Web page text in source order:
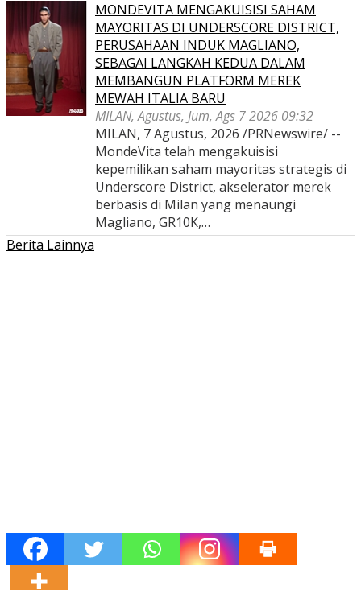
MONDEVITA MENGAKUISISI SAHAM
MAYORITAS DI UNDERSCORE DISTRICT,
PERUSAHAAN INDUK MAGLIANO,
SEBAGAI LANGKAH KEDUA DALAM
MEMBANGUN PLATFORM MEREK
MEWAH ITALIA BARU
MILAN, Agustus, Jum, Ags 7 2026 09:32
MILAN, 7 Agustus, 2026 /PRNewswire/ --
MondeVita telah mengakuisisi
kepemilikan saham mayoritas strategis di
Underscore District, akselerator merek
berbasis di Milan yang menaungi
Magliano, GR10K,…
Berita Lainnya